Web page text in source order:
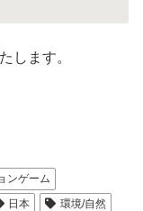
します。
ンゲーム
日本 環境/自然